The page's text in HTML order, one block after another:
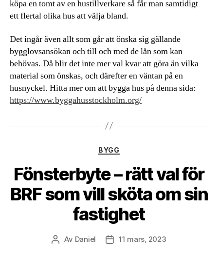
köpa en tomt av en hustillverkare så får man samtidigt
ett flertal olika hus att välja bland.
Det ingår även allt som går att önska sig gällande
bygglovsansökan och till och med de lån som kan
behövas. Då blir det inte mer val kvar att göra än vilka
material som önskas, och därefter en väntan på en
husnyckel. Hitta mer om att bygga hus på denna sida:
https://www.byggahusstockholm.org/
Kategorier
BYGG
Fönsterbyte – rätt val för
BRF som vill sköta om sin
fastighet
Inläggsförfattare
Av Daniel Inläggsdatum
11 mars, 2023